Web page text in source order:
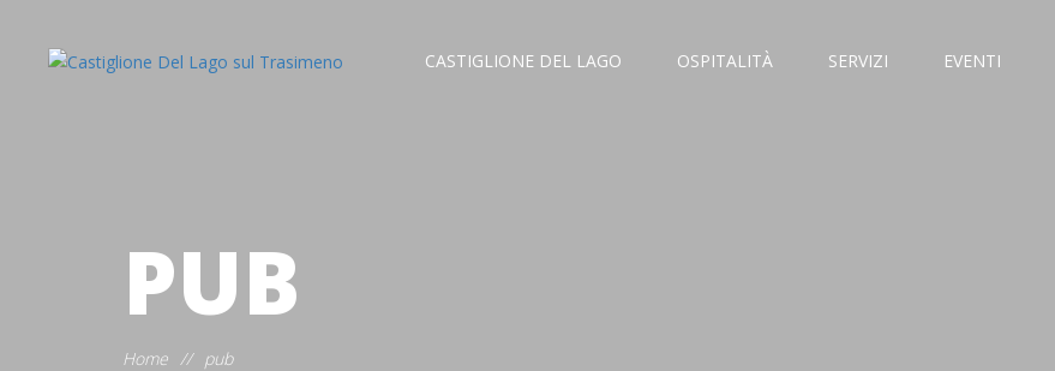
CASTIGLIONE DEL LAGO OSPITALITÀ SERVIZI EVENTI
PUB
Home // pub